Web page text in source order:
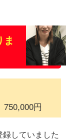
ま
750,000円
していました